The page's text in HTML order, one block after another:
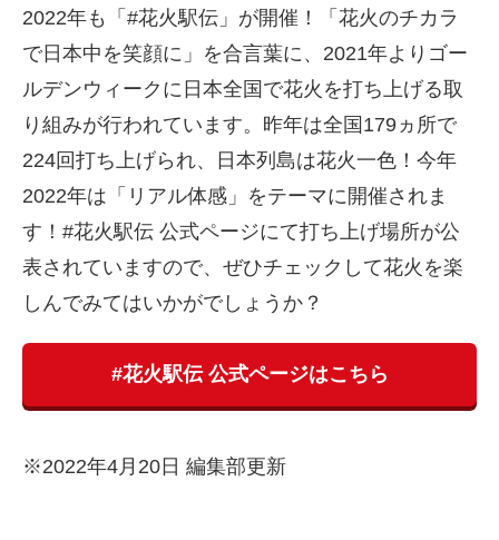
2022年も「#花火駅伝」が開催！「花火のチカラ
で日本中を笑顔に」を合言葉に、2021年よりゴー
ルデンウィークに日本全国で花火を打ち上げる取
り組みが行われています。昨年は全国179ヵ所で
224回打ち上げられ、日本列島は花火一色！今年
2022年は「リアル体感」をテーマに開催されま
す！#花火駅伝 公式ページにて打ち上げ場所が公
表されていますので、ぜひチェックして花火を楽
しんでみてはいかがでしょうか？
#花火駅伝 公式ページはこちら
※2022年4月20日 編集部更新